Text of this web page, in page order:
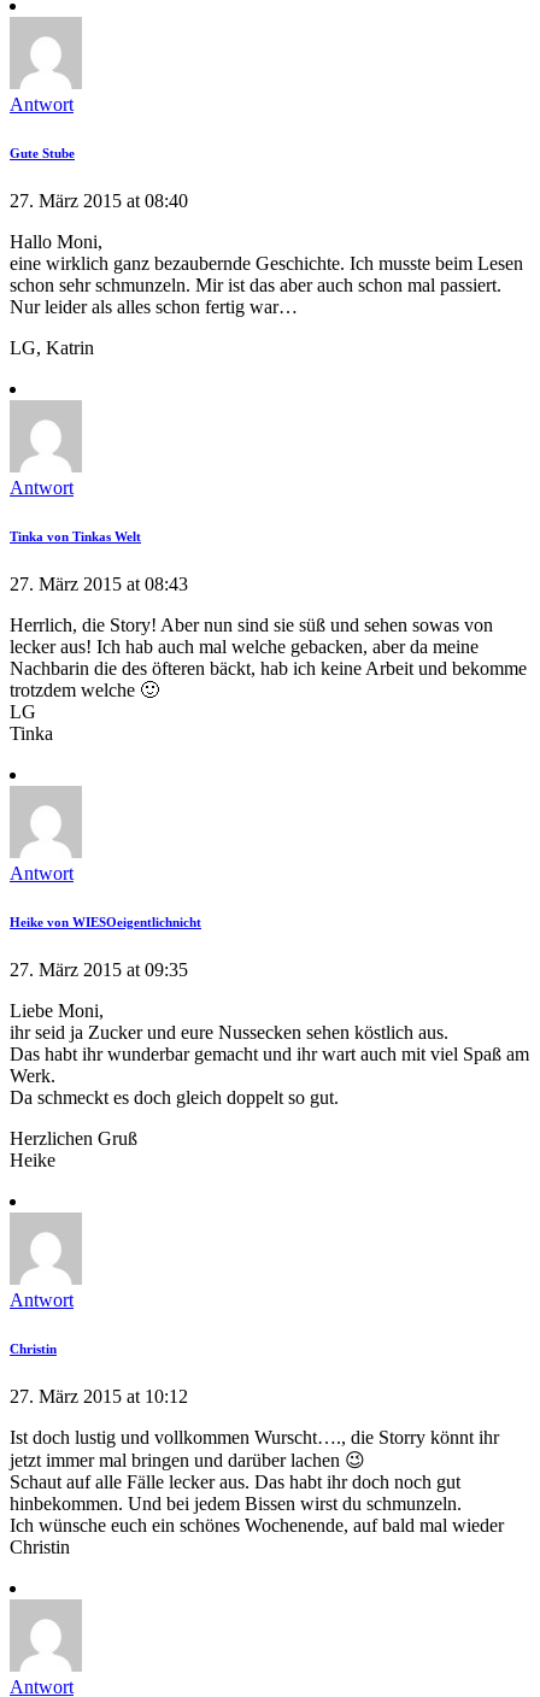
Antwort
Gute Stube
27. März 2015 at 08:40
Hallo Moni,
eine wirklich ganz bezaubernde Geschichte. Ich musste beim Lesen
schon sehr schmunzeln. Mir ist das aber auch schon mal passiert.
Nur leider als alles schon fertig war…
LG, Katrin
Antwort
Tinka von Tinkas Welt
27. März 2015 at 08:43
Herrlich, die Story! Aber nun sind sie süß und sehen sowas von
lecker aus! Ich hab auch mal welche gebacken, aber da meine
Nachbarin die des öfteren bäckt, hab ich keine Arbeit und bekomme
trotzdem welche 🙂
LG
Tinka
Antwort
Heike von WIESOeigentlichnicht
27. März 2015 at 09:35
Liebe Moni,
ihr seid ja Zucker und eure Nussecken sehen köstlich aus.
Das habt ihr wunderbar gemacht und ihr wart auch mit viel Spaß am
Werk.
Da schmeckt es doch gleich doppelt so gut.
Herzlichen Gruß
Heike
Antwort
Christin
27. März 2015 at 10:12
Ist doch lustig und vollkommen Wurscht…., die Storry könnt ihr
jetzt immer mal bringen und darüber lachen 😉
Schaut auf alle Fälle lecker aus. Das habt ihr doch noch gut
hinbekommen. Und bei jedem Bissen wirst du schmunzeln.
Ich wünsche euch ein schönes Wochenende, auf bald mal wieder
Christin
Antwort